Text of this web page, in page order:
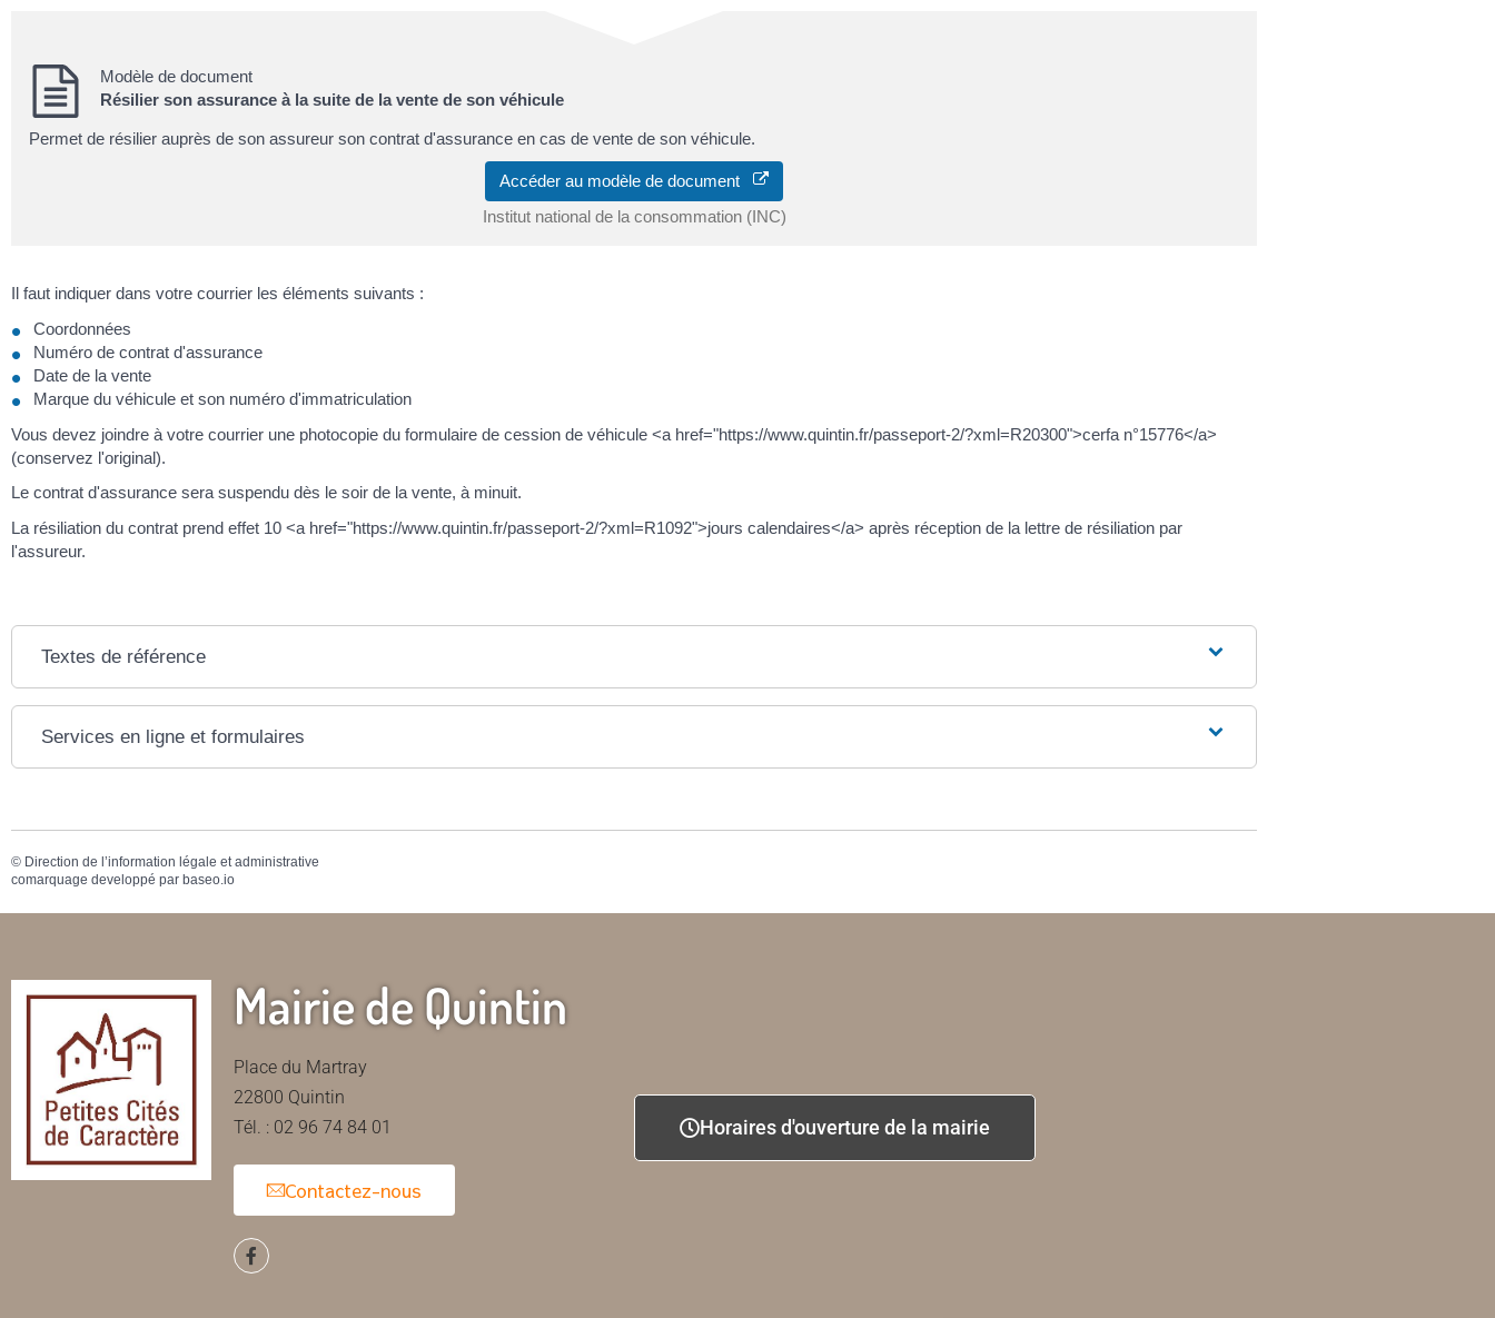
Modèle de document
Résilier son assurance à la suite de la vente de son véhicule
Permet de résilier auprès de son assureur son contrat d'assurance en cas de vente de son véhicule.
Accéder au modèle de document
Institut national de la consommation (INC)
Il faut indiquer dans votre courrier les éléments suivants :
Coordonnées
Numéro de contrat d'assurance
Date de la vente
Marque du véhicule et son numéro d'immatriculation
Vous devez joindre à votre courrier une photocopie du formulaire de cession de véhicule <a href="https://www.quintin.fr/passeport-2/?xml=R20300">cerfa n°15776</a>
(conservez l'original).
Le contrat d'assurance sera suspendu dès le soir de la vente, à minuit.
La résiliation du contrat prend effet 10 <a href="https://www.quintin.fr/passeport-2/?xml=R1092">jours calendaires</a> après réception de la lettre de résiliation par
l'assureur.
Textes de référence
Services en ligne et formulaires
© Direction de l’information légale et administrative
comarquage developpé par baseo.io
Mairie de Quintin
Place du Martray
22800 Quintin
Tél. : 02 96 74 84 01
Contactez-nous
Horaires d'ouverture de la mairie